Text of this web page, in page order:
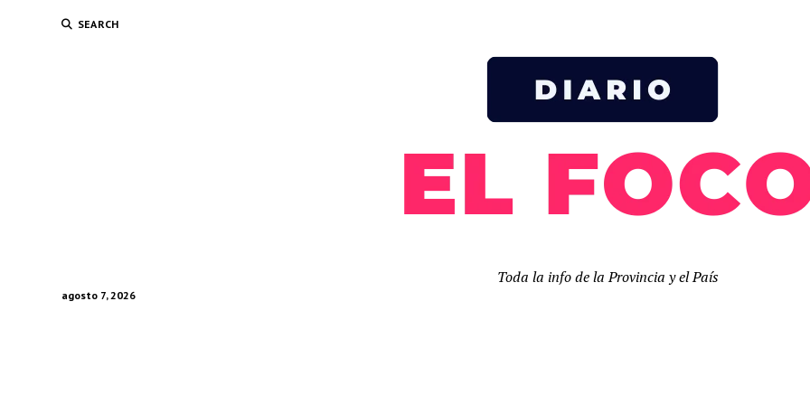
SEARCH
agosto 7, 2026
Toda la info de la Provincia y el País